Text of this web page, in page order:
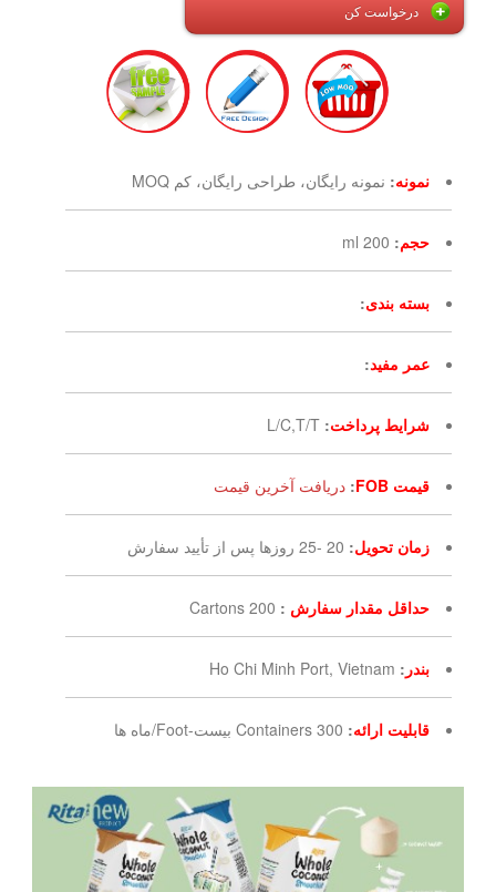
درخواست کن
نمونه: نمونه رایگان، طراحی رایگان، کم MOQ
حجم:
200 ml
بسته بندی:
عمر مفید:
شرایط پرداخت:
L/C,T/T
قیمت FOB : دریافت آخرین قیمت
زمان تحویل: 20 -25 روزها پس از تأیید سفارش
حداقل مقدار سفارش :
200 Cartons
بندر :
Ho Chi Minh Port, Vietnam
قابلیت ارائه: 300 Containers بیست-Foot/ماه ها